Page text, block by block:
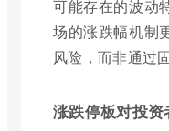
可能存在的波动
场的涨跌幅机制
风险，而非通过
涨跌停板对投